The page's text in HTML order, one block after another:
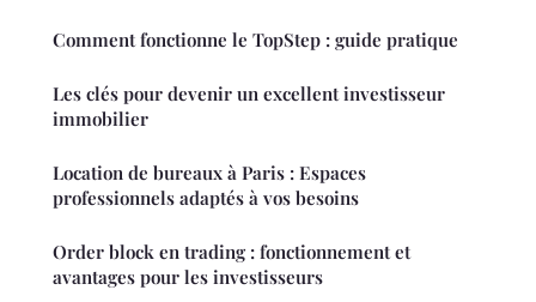
Comment fonctionne le TopStep : guide pratique
Les clés pour devenir un excellent investisseur
immobilier
Location de bureaux à Paris : Espaces
professionnels adaptés à vos besoins
Order block en trading : fonctionnement et
avantages pour les investisseurs